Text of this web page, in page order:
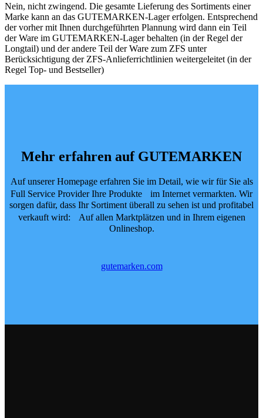
Nein, nicht zwingend. Die gesamte Lieferung des Sortiments einer
Marke kann an das GUTEMARKEN-Lager erfolgen. Entsprechend
der vorher mit Ihnen durchgeführten Plannung wird dann ein Teil
der Ware im GUTEMARKEN-Lager behalten (in der Regel der
Longtail) und der andere Teil der Ware zum ZFS unter
Berücksichtigung der ZFS-Anlieferrichtlinien weitergeleitet (in der
Regel Top- und Bestseller)
Mehr erfahren auf GUTEMARKEN
Auf unserer Homepage erfahren Sie im Detail, wie wir für Sie als
Full Service Provider Ihre Produkte im Internet vermarkten. Wir
sorgen dafür, dass Ihr Sortiment überall zu sehen ist und profitabel
verkauft wird: Auf allen Marktplätzen und in Ihrem eigenen
Onlineshop.
gutemarken.com